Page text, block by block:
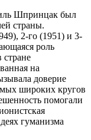
Шпринцак был
страны.
2-го (1951) и 3-
роль
на
доверие
широких кругов
помогали
гуманизма